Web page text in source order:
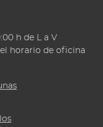
h de L a V
horario de oficina